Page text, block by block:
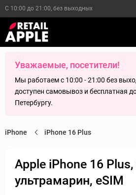
С 10:00 до 21:00, без выходных
Уважаемые, посетители!
Мы работаем с 10:00 - 21:00 без
доступен самовывоз и бесплатная
Петербургу.
iPhone iPhone 16 Plus
Apple iPhone 16
ультрамарин, eSIM